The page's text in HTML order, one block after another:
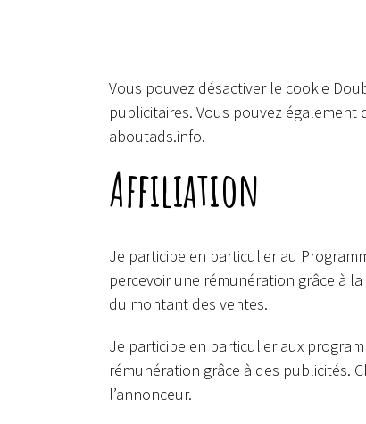
Vous pouvez désactiver le cookie
publicitaires. Vous pouvez
aboutads.info.
Affiliation
Je participe en particulier au
percevoir une rémunération grâce à
du montant des ventes.
Je participe en particulier aux
rémunération grâce à des publicités.
l’annonceur.